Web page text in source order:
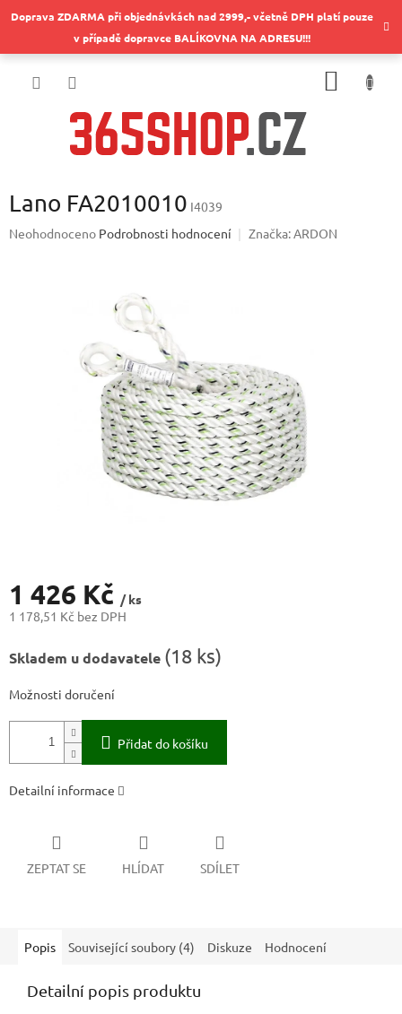
naDoprava ZDARMA při objednávkách nad 2999,- včetně DPH platí pouze
v případě dopravce BALÍKOVNA NA ADRESU!!!
Lano FA2010010 I4039
Průměrné
Neohodnoceno Podrobnosti hodnocení Značka:ARDON
1 426 Kč / ks
1 178,51 Kč bez DPH
cena:
Skladem u dodavatele (18 ks)
Možnosti doručení
Přidat do košíku
Detailní informace
ZEPTAT SE HLÍDAT SDÍLET
Popis Související soubory (4) Diskuze Hodnocení
Detailní popis produktu